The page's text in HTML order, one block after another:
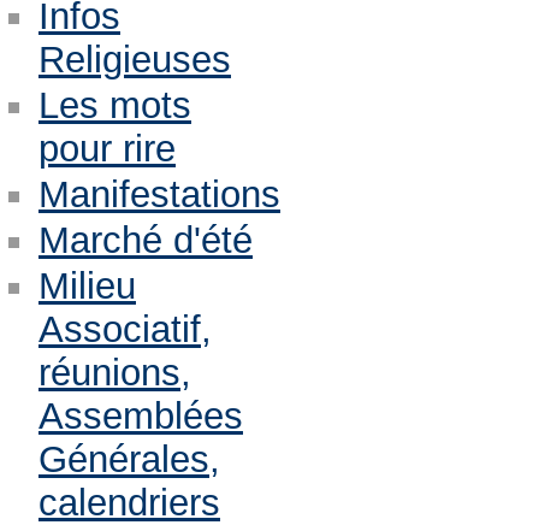
Infos
Religieuses
Les mots
pour rire
Manifestations
Marché d'été
Milieu
Associatif,
réunions,
Assemblées
Générales,
calendriers